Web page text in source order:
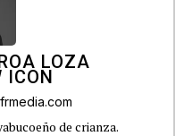
LOZA
de crianza.